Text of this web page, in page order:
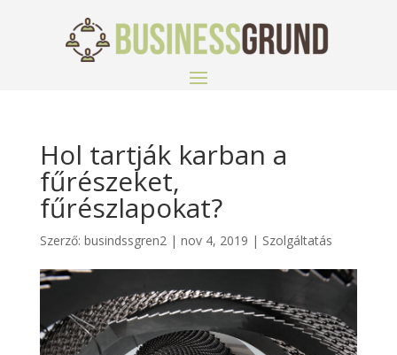
Hol tartják karban a
fűrészeket,
fűrészlapokat?
Szerző: busindssgren2| nov 4, 2019 | Szolgáltatás